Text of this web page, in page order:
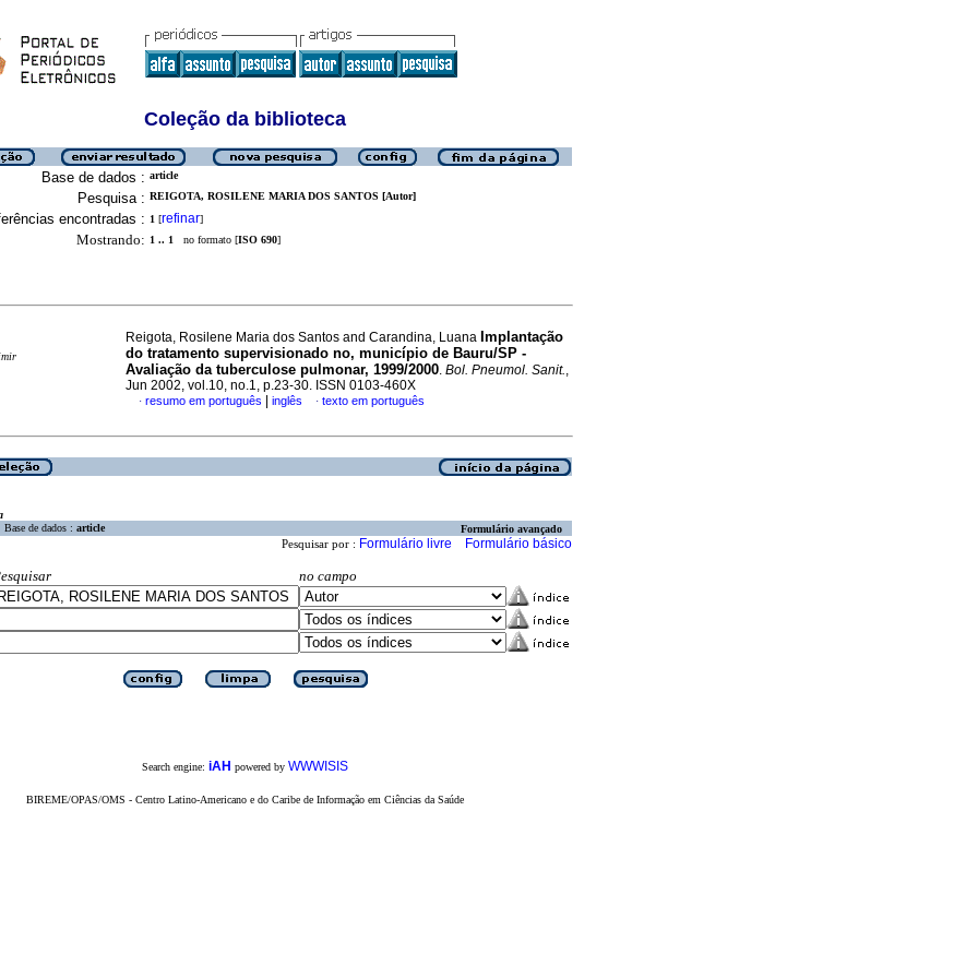
Coleção da biblioteca
Base de dados : article
Pesquisa : REIGOTA, ROSILENE MARIA DOS SANTOS [Autor]
encontradas : 1 [refinar]
Mostrando: 1 .. 1 no formato [ISO 690]
Reigota, Rosilene Maria dos Santos and Carandina, Luana Implantação
do tratamento supervisionado no, município de Bauru/SP -
Avaliação da tuberculose pulmonar, 1999/2000. Bol. Pneumol. Sanit.,
Jun 2002, vol.10, no.1, p.23-30. ISSN 0103-460X
· resumo em português inglês · texto em português
Base de dados : article Formulário avançado
Pesquisar por : Formulário livre Formulário básico
no campo
Search engine: iAH powered by WWWISIS
BIREME/OPAS/OMS - Centro Latino-Americano e do Caribe de Informação em Ciências da Saúde